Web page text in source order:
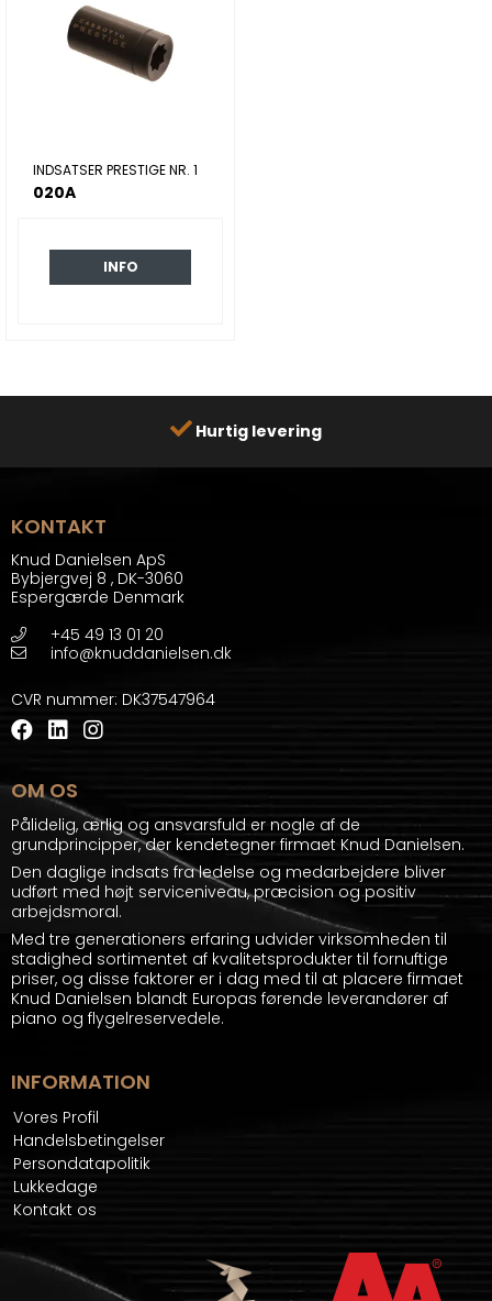
INDSATSER PRESTIGE NR. 1
020A
INFO
Hurtig levering
KONTAKT
Knud Danielsen ApS
Bybjergvej 8 , DK-3060
Espergærde Denmark
+45 49 13 01 20
info@knuddanielsen.dk
CVR nummer: DK37547964
OM OS
Pålidelig, ærlig og ansvarsfuld er nogle af de
grundprincipper, der kendetegner firmaet Knud Danielsen.
Den daglige indsats fra ledelse og medarbejdere bliver
udført med højt serviceniveau, præcision og positiv
arbejdsmoral.
Med tre generationers erfaring udvider virksomheden til
stadighed sortimentet af kvalitetsprodukter til fornuftige
priser, og disse faktorer er i dag med til at placere firmaet
Knud Danielsen blandt Europas førende leverandører af
piano og flygelreservedele.
INFORMATION
Vores Profil
Handelsbetingelser
Persondatapolitik
Lukkedage
Kontakt os